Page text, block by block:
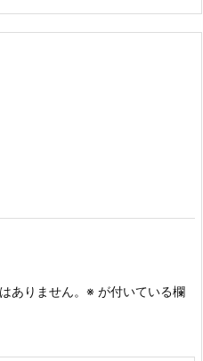
ありません。 ※ が付いている欄